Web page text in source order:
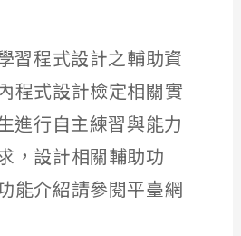
習程式設計之輔助資
程式設計檢定相關實
進行自主練習與能力
，設計相關輔助功
能介紹請參閱平臺網